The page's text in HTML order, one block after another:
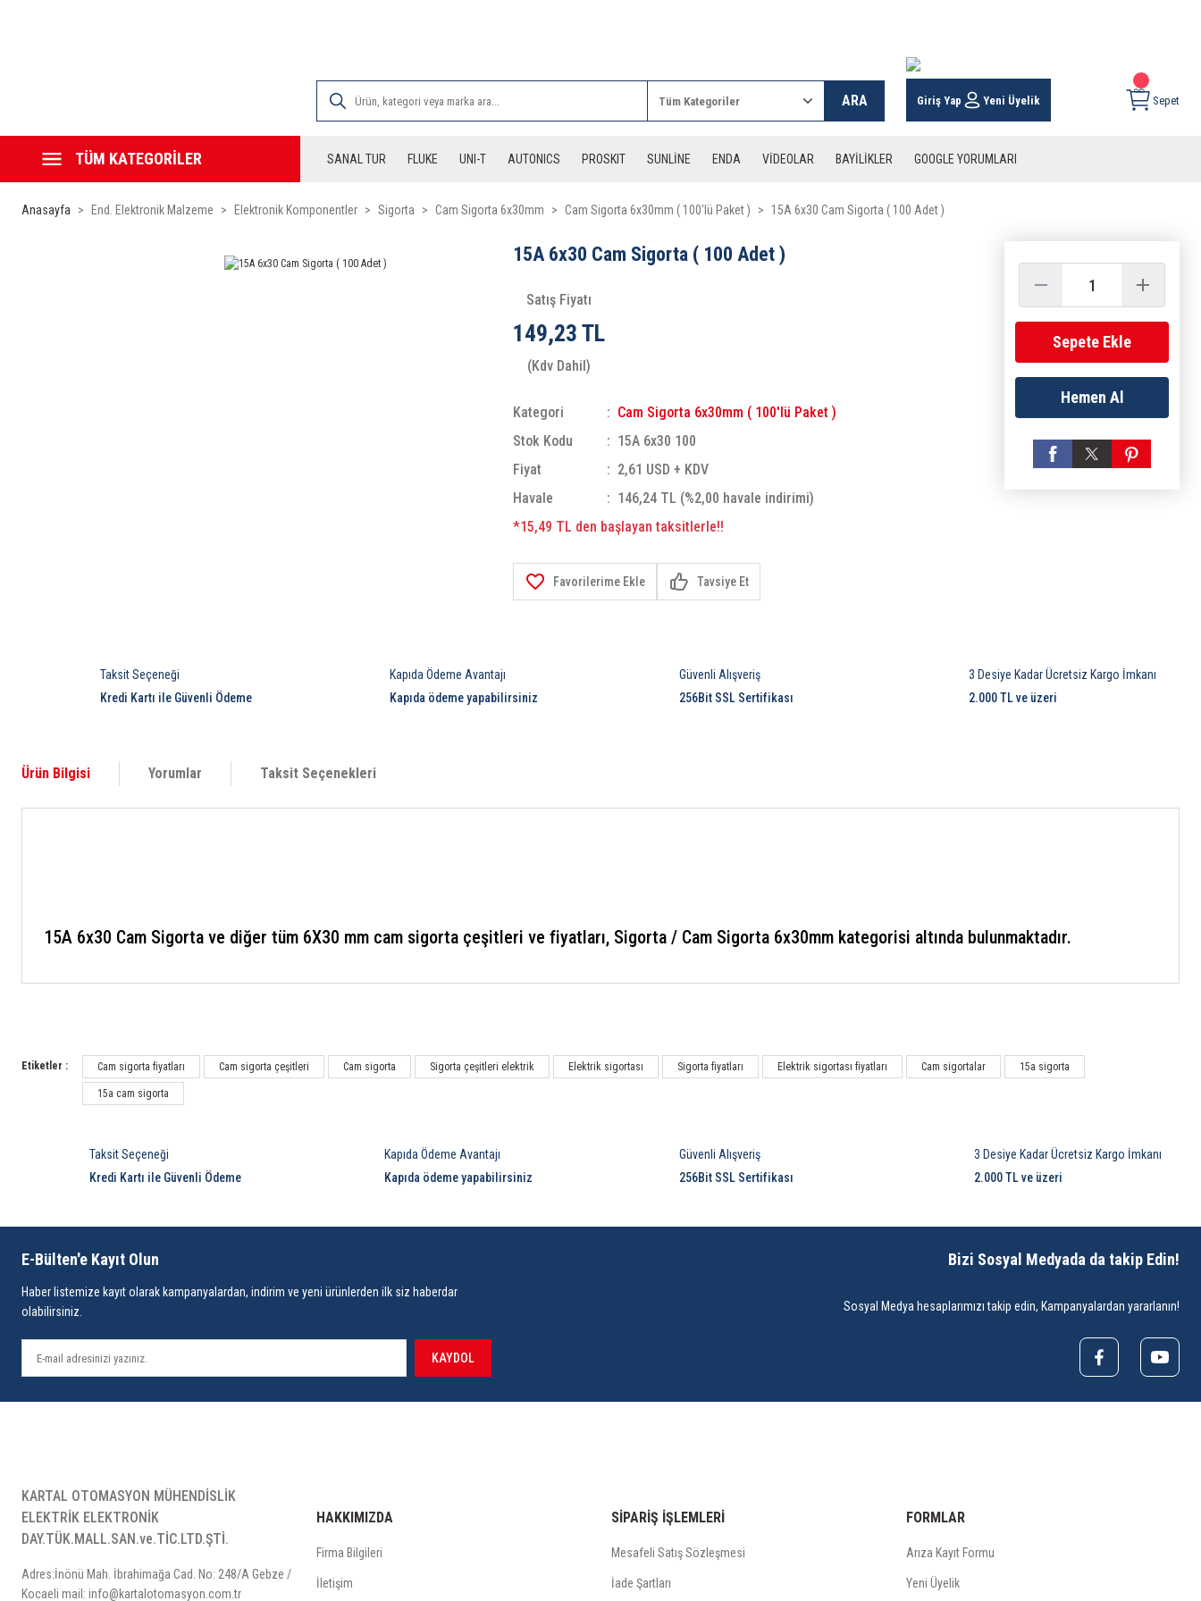
ARA Giriş Yap Yeni Üyelik Sepet
TÜM KATEGORİLER SANAL TUR FLUKE UNI-T AUTONICS PROSKIT SUNLİNE ENDA VİDEOLAR BAYİLİKLER GOOGLE YORUMLARI
Anasayfa End. Elektronik Malzeme Elektronik Komponentler Sigorta Cam Sigorta 6x30mm Cam Sigorta 6x30mm ( 100'lü Paket ) 15A 6x30 Cam Sigorta ( 100 Adet )
15A 6x30 Cam Sigorta ( 100 Adet )
Satış Fiyatı
149,23 TL
(Kdv Dahil)
Kategori
Cam Sigorta 6x30mm ( 100'lü Paket )
Stok Kodu
15A 6x30 100
Fiyat
2,61 USD + KDV
Havale
146,24 TL (%2,00 havale indirimi)
*15,49 TL den başlayan taksitlerle!!
Tavsiye Et
Sepete Ekle
Hemen Al
3 Desiye Kadar Ücretsiz Kargo İmkanı
2.000 TL ve üzeri
Kapıda Ödeme Avantajı
Kapıda ödeme yapabilirsiniz
Güvenli Alışveriş
256Bit SSL Sertifikası
Taksit Seçeneği
Kredi Kartı ile Güvenli Ödeme
Ürün Bilgisi Yorumlar Taksit Seçenekleri
15A 6x30 Cam Sigorta ve diğer tüm 6X30 mm cam sigorta çeşitleri ve fiyatları, Sigorta / Cam Sigorta 6x30mm kategorisi altında bulunmaktadır.
Etiketler : Cam sigorta fiyatları Cam sigorta çeşitleri Cam sigorta Sigorta çeşitleri elektrik Elektrik sigortası Sigorta fiyatları Elektrik sigortası fiyatları Cam sigortalar 15a sigorta
15a cam sigorta
3 Desiye Kadar Ücretsiz Kargo İmkanı
2.000 TL ve üzeri
Kapıda Ödeme Avantajı
Kapıda ödeme yapabilirsiniz
Güvenli Alışveriş
256Bit SSL Sertifikası
Taksit Seçeneği
Kredi Kartı ile Güvenli Ödeme
E-Bülten'e Kayıt Olun
Haber listemize kayıt olarak kampanyalardan, indirim ve yeni ürünlerden ilk siz haberdar
olabilirsiniz.
KAYDOL
Bizi Sosyal Medyada da takip Edin!
Sosyal Medya hesaplarımızı takip edin, Kampanyalardan yararlanın!
KARTAL OTOMASYON MÜHENDİSLİK
ELEKTRİK ELEKTRONİK
DAY.TÜK.MALL.SAN.ve.TİC.LTD.ŞTİ.
Adres:İnönü Mah. İbrahimağa Cad. No: 248/A Gebze /
Kocaeli mail: info@kartalotomasyon.com.tr
HAKKIMIZDA
Firma Bilgileri
İletişim
SİPARİŞ İŞLEMLERİ
Mesafeli Satış Sözleşmesi
İade Şartları
FORMLAR
Arıza Kayıt Formu
Yeni Üyelik